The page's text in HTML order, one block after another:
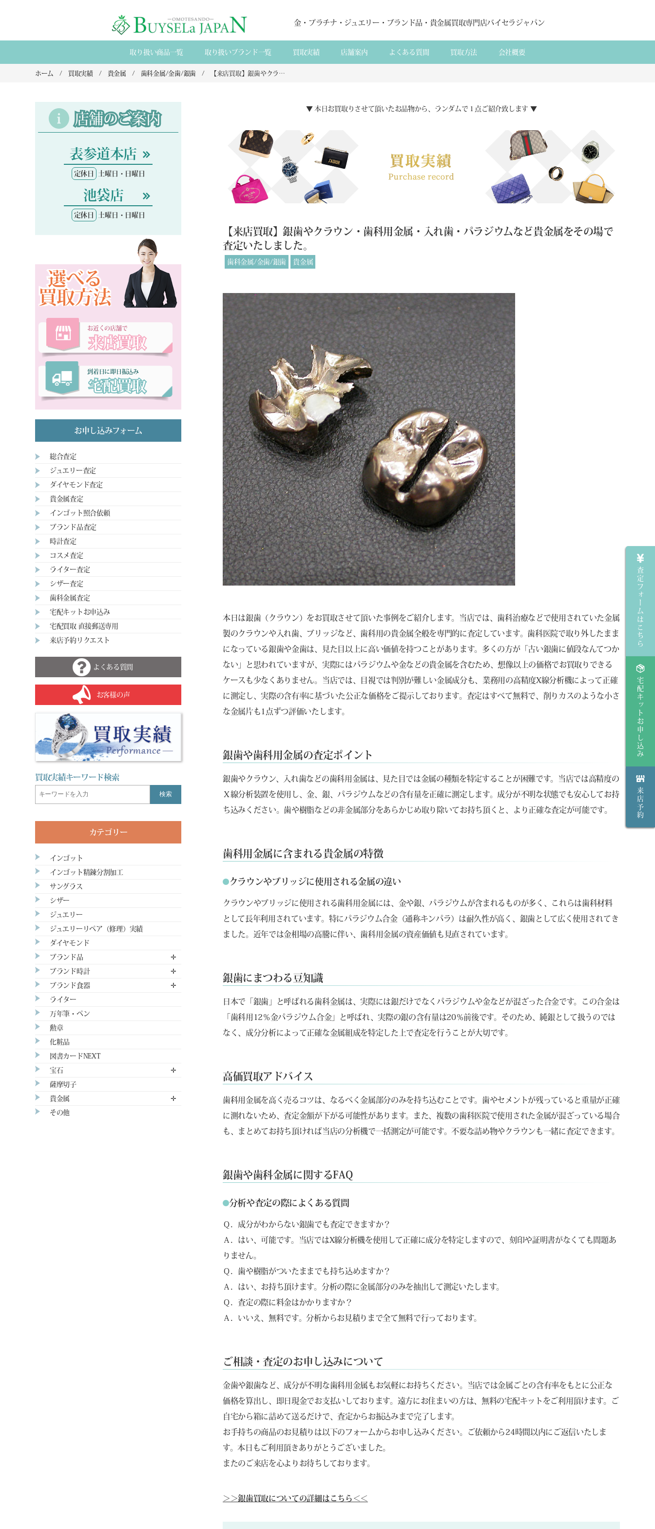
金・プラチナ・ジュエリー・ブランド品・貴金属買取専門店バイセラジャパン
取り扱い商品一覧 取り扱いブランド一覧 買取実績 店舗案内 よくある質間 買取方法 会社概要
ホーム 買取実績 貴金属 歯科金属/金歯/銀歯 【来店買取】銀歯やクラウン・歯科用金属・入れ歯・パラジウムなど貴金属をその場で査定いたしました。
▼ 本日お買取りさせて頂いたお品物から、ランダムで１点ご紹介致します ▼
【来店買取】銀歯やクラウン・歯科用金属・入れ歯・パラジウムなど貴金属をその場で
査定いたしました。
歯科金属/金歯/銀歯 貴金属
本日は銀歯（クラウン）をお買取させて頂いた事例をご紹介します。当店では、歯科治療などで使用されていた金属
製のクラウンや入れ歯、ブリッジなど、歯科用の貴金属全般を専門的に査定しています。歯科医院で取り外したまま
になっている銀歯や金歯は、見た目以上に高い価値を持つことがあります。多くの方が「古い銀歯に値段なんてつか
ない」と思われていますが、実際にはパラジウムや金などの貴金属を含むため、想像以上の価格でお買取りできる
ケースも少なくありません。当店では、目視では判別が難しい金属成分も、業務用の高精度X線分析機によって正確
に測定し、実際の含有率に基づいた公正な価格をご提示しております。査定はすべて無料で、削りカスのような小さ
な金属片も1点ずつ評価いたします。
銀歯や歯科用金属の査定ポイント
銀歯やクラウン、入れ歯などの歯科用金属は、見た目では金属の種類を特定することが困難です。当店では高精度の
Ｘ線分析装置を使用し、金、銀、パラジウムなどの含有量を正確に測定します。成分が不明な状態でも安心してお持
ち込みください。歯や樹脂などの非金属部分をあらかじめ取り除いてお持ち頂くと、より正確な査定が可能です。
歯科用金属に含まれる貴金属の特徴
クラウンやブリッジに使用される金属の違い
クラウンやブリッジに使用される歯科用金属には、金や銀、パラジウムが含まれるものが多く、これらは歯科材料
として長年利用されています。特にパラジウム合金（通称キンパラ）は耐久性が高く、銀歯として広く使用されてき
ました。近年では金相場の高騰に伴い、歯科用金属の資産価値も見直されています。
銀歯にまつわる豆知識
日本で「銀歯」と呼ばれる歯科金属は、実際には銀だけでなくパラジウムや金などが混ざった合金です。この合金は
「歯科用12％金パラジウム合金」と呼ばれ、実際の銀の含有量は20％前後です。そのため、純銀として扱うのでは
なく、成分分析によって正確な金属組成を特定した上で査定を行うことが大切です。
高価買取アドバイス
歯科用金属を高く売るコツは、なるべく金属部分のみを持ち込むことです。歯やセメントが残っていると重量が正確
に測れないため、査定金額が下がる可能性があります。また、複数の歯科医院で使用された金属が混ざっている場合
も、まとめてお持ち頂ければ当店の分析機で一括測定が可能です。不要な詰め物やクラウンも一緒に査定できます。
銀歯や歯科金属に関するFAQ
分析や査定の際によくある質問
Ｑ．成分がわからない銀歯でも査定できますか？
Ａ．はい、可能です。当店ではX線分析機を使用して正確に成分を特定しますので、刻印や証明書がなくても問題あ
りません。
Ｑ．歯や樹脂がついたままでも持ち込めますか？
Ａ．はい、お持ち頂けます。分析の際に金属部分のみを抽出して測定いたします。
Ｑ．査定の際に料金はかかりますか？
Ａ．いいえ、無料です。分析からお見積りまで全て無料で行っております。
ご相談・査定のお申し込みについて
金歯や銀歯など、成分が不明な歯科用金属もお気軽にお持ちください。当店では金属ごとの含有率をもとに公正な
価格を算出し、即日現金でお支払いしております。遠方にお住まいの方は、無料の宅配キットをご利用頂けます。ご
自宅から箱に詰めて送るだけで、査定からお振込みまで完了します。
お手持ちの商品のお見積りは以下のフォームからお申し込みください。ご依頼から24時間以内にご返信いたしま
す。本日もご利用頂きありがとうございました。
またのご来店を心よりお待ちしております。
＞＞銀歯買取についての詳細はこちら＜＜
店舗のご案内
表参道本店
定休日 土曜日・日曜日
池袋店
定休日 土曜日・日曜日
選べる
買取方法
お近くの店舗で
来店買取
到着日に即日振込み
宅配買取
お申し込みフォーム
総合査定
ジュエリー査定
ダイヤモンド査定
貴金属査定
インゴット照合依頼
ブランド品査定
時計査定
コスメ査定
ライター査定
シザー査定
歯科金属査定
宅配キットお申込み
宅配買取 直接郵送専用
来店予約リクエスト
よくある質問
お客様の声
買取実績キーワード検索
検索
カテゴリー
インゴット
インゴット精錬分割加工
サングラス
シザー
ジュエリー
ジュエリーリペア（修理）実績
ダイヤモンド
ブランド品 ✛
ブランド時計 ✛
ブランド食器 ✛
ライター
万年筆・ペン
勲章
化粧品
図書カードNEXT
宝石 ✛
薩摩切子
貴金属 ✛
その他
査定フォームはこちら
宅配キットお申し込み
来店予約